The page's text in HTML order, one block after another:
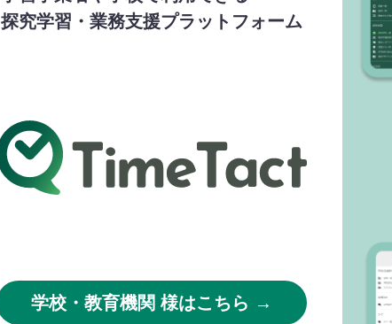
探究学習・業務支援プラットフォーム
学校・教育機関 様はこちら →